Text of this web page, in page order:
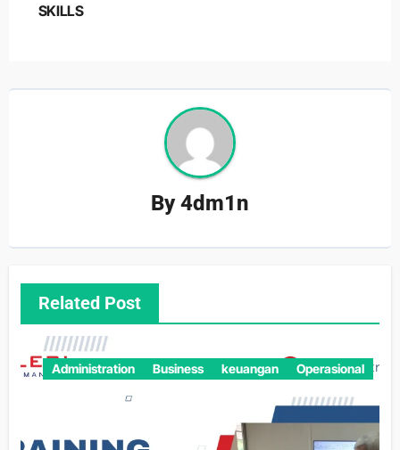
SKILLS
By4dm1n
Related Post
Administration Business keuangan Operasional